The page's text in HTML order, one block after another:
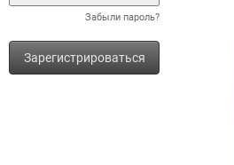
Забыли пароль?
Зарегистрироваться